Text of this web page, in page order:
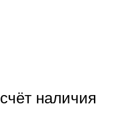
наличия